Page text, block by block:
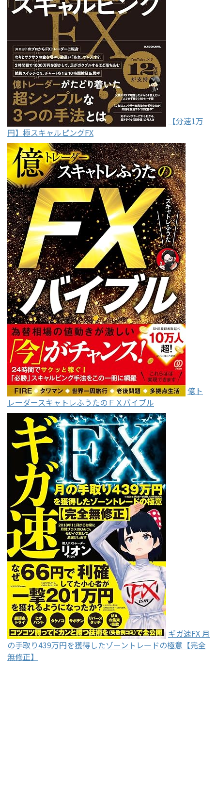
【分速1万
円】極スキャルピングFX
億ト
レーダースキャトレふうたのＦＸバイブル
ギガ速FX 月
の手取り439万円を獲得したゾーントレードの極意【完全
無修正】